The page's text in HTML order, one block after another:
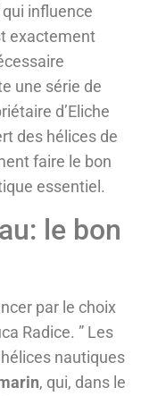
influence
exactement
une série de
d’Eliche
des hélices de
faire le bon
essentiel.
le bon
par le choix
Radice. ” Les
nautiques
, qui, dans le